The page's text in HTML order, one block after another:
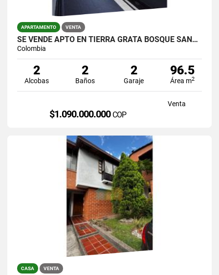
APARTAMENTO VENTA
SE VENDE APTO EN TIERRA GRATA BOSQUE SANTO VISTA A LA CIUDAD
Colombia
2
Alcobas
2
Baños
2
Garaje
96.5
Área m2
Venta
$1.090.000.000 COP
CASA VENTA